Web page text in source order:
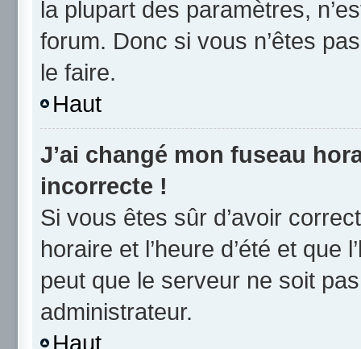
la plupart des paramètres,
forum. Donc si vous n’êtes
le faire.
Haut
J’ai changé mon fuseau
incorrecte !
Si vous êtes sûr d’avoir
horaire et l’heure d’été et que
peut que le serveur ne soit
administrateur.
Haut